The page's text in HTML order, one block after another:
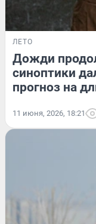
ЛЕТО
Дожди
синоптики
прогноз на
11 июня, 2026, 18:21